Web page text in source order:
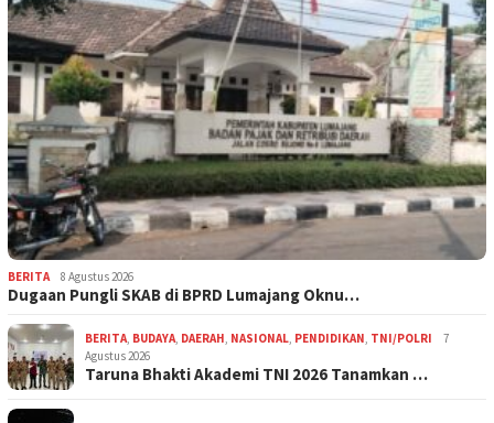
BERITA 8 Agustus 2026
Dugaan Pungli SKAB di BPRD Lumajang Oknu…
BERITA, BUDAYA, DAERAH, NASIONAL, PENDIDIKAN, TNI/POLRI
7
Agustus 2026
Taruna Bhakti Akademi TNI 2026 Tanamkan …